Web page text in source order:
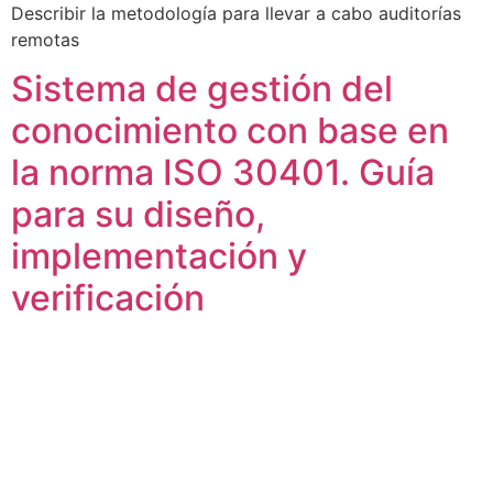
Describir la metodología para llevar a cabo auditorías
remotas
Sistema de gestión del
conocimiento con base en
la norma ISO 30401. Guía
para su diseño,
implementación y
verificación